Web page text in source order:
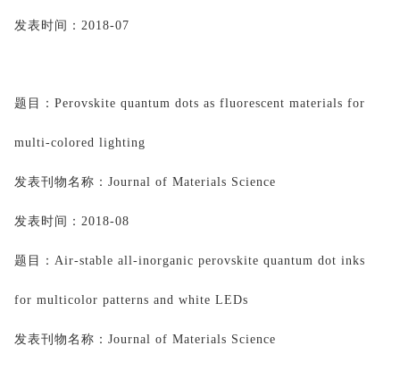
发表时间： 2018-07
题目： Perovskite quantum dots as fluorescent materials for
multi-colored lighting
发表刊物名称： Journal of Materials Science
发表时间： 2018-08
题目： Air-stable all-inorganic perovskite quantum dot inks
for multicolor patterns and white LEDs
发表刊物名称： Journal of Materials Science